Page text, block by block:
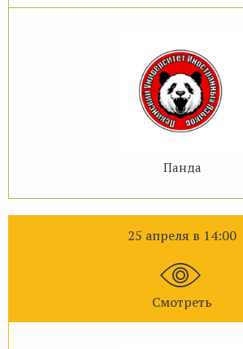
Панда
25 апреля в 14:00
Смотреть